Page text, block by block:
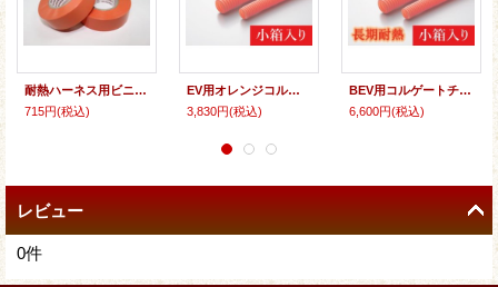
耐熱ハーネス用ビニテープ(橙)
715円(税込)
EV用オレンジコルゲートチューブ(スリット入り)：ポリプロピレン製(難燃タイプ) 小箱入り
3,830円(税込)
BEV用コルゲートチューブ：ポリプロピレン製（長期耐熱タイプ）橙 小箱入り （PP製）
6,600円(税込)
レビュー
0件